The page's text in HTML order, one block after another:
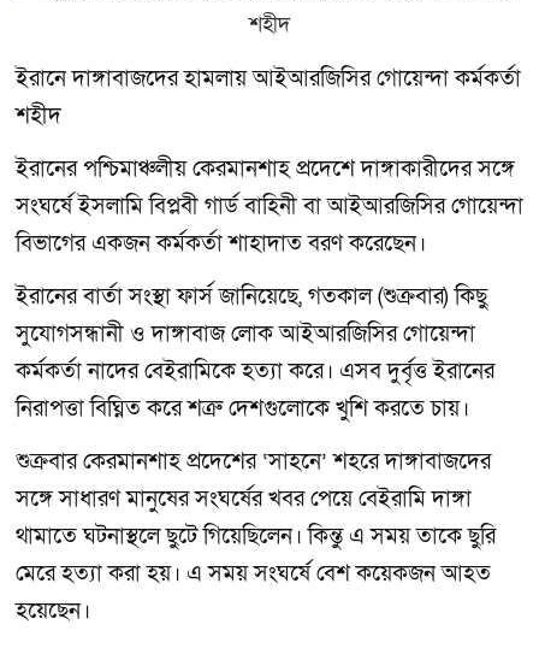
ইরানে দাঙ্গাবাজদের হামলায় আইআরজিসির গোয়েন্দা কর্মকর্তা
শহীদ
ইরানের পশ্চিমাঞ্চলীয় কেরমানশাহ প্রদেশে দাঙ্গাকারীদের সঙ্গে
সংঘর্ষে ইসলামি বিপ্লবী গার্ড বাহিনী বা আইআরজিসির গোয়েন্দা
বিভাগের একজন কর্মকর্তা শাহাদাত বরণ করেছেন।
ইরানের বার্তা সংস্থা ফার্স জানিয়েছে, গতকাল (শুক্রবার) কিছু
সুযোগসন্ধানী ও দাঙ্গাবাজ লোক আইআরজিসির গোয়েন্দা
কর্মকর্তা নাদের বেইরামিকে হত্যা করে। এসব দুর্বৃত্ত ইরানের
নিরাপত্তা বিঘ্নিত করে শত্রু দেশগুলোকে খুশি করতে চায়।
শুক্রবার কেরমানশাহ প্রদেশের ‘সাহনে’ শহরে দাঙ্গাবাজদের
সঙ্গে সাধারণ মানুষের সংঘর্ষের খবর পেয়ে বেইরামি দাঙ্গা
থামাতে ঘটনাস্থলে ছুটে গিয়েছিলেন। কিন্তু এ সময় তাকে ছুরি
মেরে হত্যা করা হয়। এ সময় সংঘর্ষে বেশ কয়েকজন আহত
হয়েছেন।